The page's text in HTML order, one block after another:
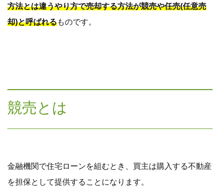
方法とは違うやり方で売却する方法が競売や任売(任意売
却)と呼ばれるものです。
競売とは
金融機関で住宅ローンを組むとき、買主は購入する不動産
を担保として提供することになります。